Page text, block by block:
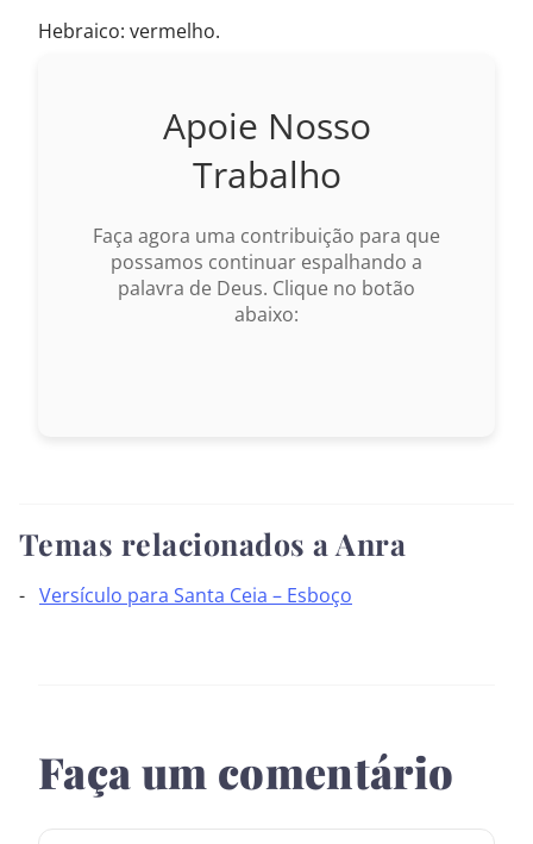
Hebraico: vermelho.
Apoie Nosso
Trabalho
Faça agora uma contribuição para que
possamos continuar espalhando a
palavra de Deus. Clique no botão
abaixo:
Temas relacionados a Anra
Versículo para Santa Ceia – Esboço
Faça um comentário